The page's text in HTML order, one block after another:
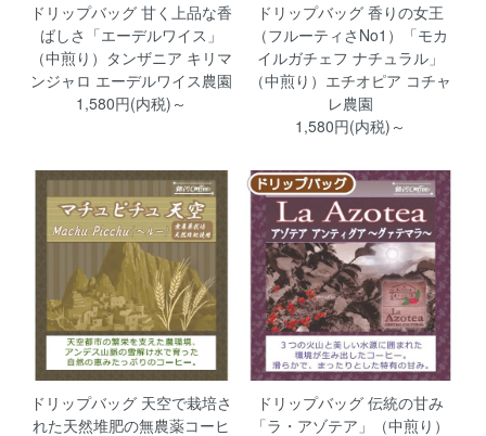
ドリップバッグ 甘く上品な香
ばしさ「エーデルワイス」
（中煎り）タンザニア キリマ
ンジャロ エーデルワイス農園
1,580円(内税)～
ドリップバッグ 香りの女王
（フルーティさNo1）「モカ
イルガチェフ ナチュラル」
（中煎り）エチオピア コチャ
レ農園
1,580円(内税)～
ドリップバッグ 天空で栽培さ
れた天然堆肥の無農薬コーヒ
ドリップバッグ 伝統の甘み
「ラ・アゾテア」（中煎り）